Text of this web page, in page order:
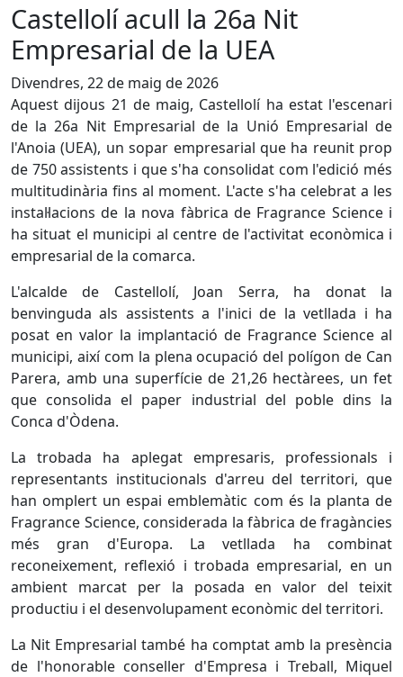
Castellolí acull la 26a Nit
Empresarial de la UEA
Divendres, 22 de maig de 2026
Aquest dijous 21 de maig, Castellolí ha estat l'escenari
de la 26a Nit Empresarial de la Unió Empresarial de
l'Anoia (UEA), un sopar empresarial que ha reunit prop
de 750 assistents i que s'ha consolidat com l'edició més
multitudinària fins al moment. L'acte s'ha celebrat a les
instal·lacions de la nova fàbrica de Fragrance Science i
ha situat el municipi al centre de l'activitat econòmica i
empresarial de la comarca.
L'alcalde de Castellolí, Joan Serra, ha donat la
benvinguda als assistents a l'inici de la vetllada i ha
posat en valor la implantació de Fragrance Science al
municipi, així com la plena ocupació del polígon de Can
Parera, amb una superfície de 21,26 hectàrees, un fet
que consolida el paper industrial del poble dins la
Conca d'Òdena.
La trobada ha aplegat empresaris, professionals i
representants institucionals d'arreu del territori, que
han omplert un espai emblemàtic com és la planta de
Fragrance Science, considerada la fàbrica de fragàncies
més gran d'Europa. La vetllada ha combinat
reconeixement, reflexió i trobada empresarial, en un
ambient marcat per la posada en valor del teixit
productiu i el desenvolupament econòmic del territori.
La Nit Empresarial també ha comptat amb la presència
de l'honorable conseller d'Empresa i Treball, Miquel